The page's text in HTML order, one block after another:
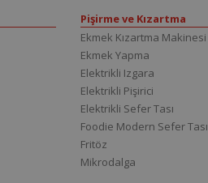
Pişirme ve Kızartma
Ekmek Kızartma Makinesi
Ekmek Yapma
Elektrikli Izgara
Elektrikli Pişirici
Elektrikli Sefer Tası
Foodie Modern Sefer Tası
Fritöz
Mikrodalga